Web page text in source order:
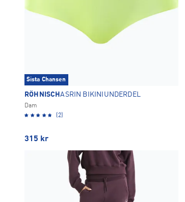
Sista Chansen
RÖHNISCHASRIN BIKINIUNDERDEL
Dam
(2)
315 kr